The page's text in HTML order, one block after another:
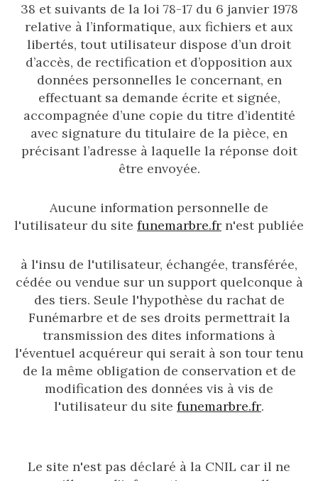
38 et suivants de la loi 78-17 du 6 janvier 1978
relative à l’informatique, aux fichiers et aux
libertés, tout utilisateur dispose d’un droit
d’accès, de rectification et d’opposition aux
données personnelles le concernant, en
effectuant sa demande écrite et signée,
accompagnée d’une copie du titre d’identité
avec signature du titulaire de la pièce, en
précisant l’adresse à laquelle la réponse doit
être envoyée.
Aucune information personnelle de
l'utilisateur du site funemarbre.fr n'est publiée
à l'insu de l'utilisateur, échangée, transférée,
cédée ou vendue sur un support quelconque à
des tiers. Seule l'hypothèse du rachat de
Funémarbre et de ses droits permettrait la
transmission des dites informations à
l'éventuel acquéreur qui serait à son tour tenu
de la même obligation de conservation et de
modification des données vis à vis de
l'utilisateur du site funemarbre.fr.
Le site n'est pas déclaré à la CNIL car il ne